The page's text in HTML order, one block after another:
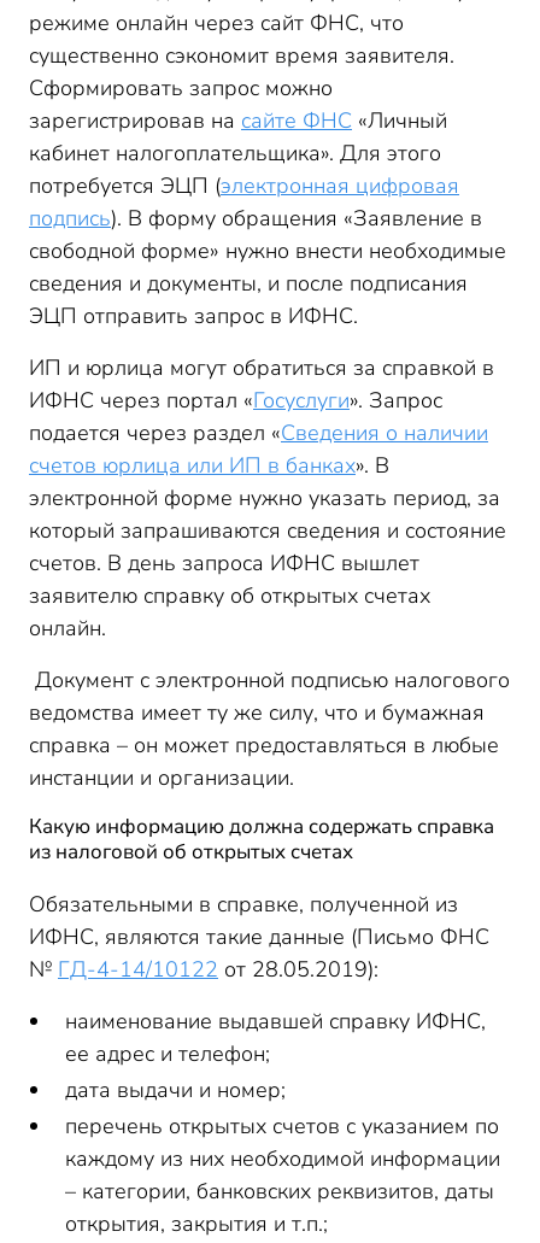
режиме онлайн через сайт ФНС, что
существенно сэкономит время заявителя.
Сформировать запрос можно
зарегистрировав на сайте ФНС «Личный
кабинет налогоплательщика». Для этого
потребуется ЭЦП (электронная цифровая
подпись). В форму обращения «Заявление в
свободной форме» нужно внести необходимые
сведения и документы, и после подписания
ЭЦП отправить запрос в ИФНС.
ИП и юрлица могут обратиться за справкой в
ИФНС через портал «Госуслуги». Запрос
подается через раздел «Сведения о наличии
счетов юрлица или ИП в банках». В
электронной форме нужно указать период, за
который запрашиваются сведения и состояние
счетов. В день запроса ИФНС вышлет
заявителю справку об открытых счетах
онлайн.
Документ с электронной подписью налогового
ведомства имеет ту же силу, что и бумажная
справка – он может предоставляться в любые
инстанции и организации.
Какую информацию должна содержать справка
из налоговой об открытых счетах
Обязательными в справке, полученной из
ИФНС, являются такие данные (Письмо ФНС
№ ГД-4-14/10122 от 28.05.2019):
наименование выдавшей справку ИФНС,
ее адрес и телефон;
дата выдачи и номер;
перечень открытых счетов с указанием по
каждому из них необходимой информации
– категории, банковских реквизитов, даты
открытия, закрытия и т.п.;